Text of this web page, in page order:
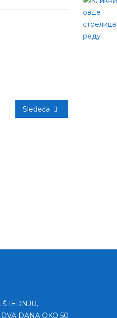
Sledeća
DANA OKO 50